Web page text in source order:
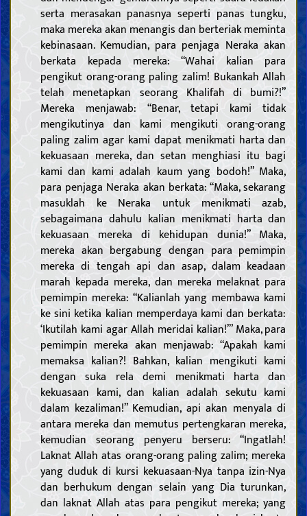
serta merasakan panasnya seperti panas tungku,
maka mereka akan menangis dan berteriak meminta
kebinasaan. Kemudian, para penjaga Neraka akan
berkata kepada mereka: “Wahai kalian para
pengikut orang-orang paling zalim! Bukankah Allah
telah menetapkan seorang Khalifah di bumi?!”
Mereka menjawab: “Benar, tetapi kami tidak
mengikutinya dan kami mengikuti orang-orang
paling zalim agar kami dapat menikmati harta dan
kekuasaan mereka, dan setan menghiasi itu bagi
kami dan kami adalah kaum yang bodoh!” Maka,
para penjaga Neraka akan berkata: “Maka, sekarang
masuklah ke Neraka untuk menikmati azab,
sebagaimana dahulu kalian menikmati harta dan
kekuasaan mereka di kehidupan dunia!” Maka,
mereka akan bergabung dengan para pemimpin
mereka di tengah api dan asap, dalam keadaan
marah kepada mereka, dan mereka melaknat para
pemimpin mereka: “Kalianlah yang membawa kami
ke sini ketika kalian memperdaya kami dan berkata:
‘Ikutilah kami agar Allah meridai kalian!’” Maka, para
pemimpin mereka akan menjawab: “Apakah kami
memaksa kalian?! Bahkan, kalian mengikuti kami
dengan suka rela demi menikmati harta dan
kekuasaan kami, dan kalian adalah sekutu kami
dalam kezaliman!” Kemudian, api akan menyala di
antara mereka dan memutus pertengkaran mereka,
kemudian seorang penyeru berseru: “Ingatlah!
Laknat Allah atas orang-orang paling zalim; mereka
yang duduk di kursi kekuasaan-Nya tanpa izin-Nya
dan berhukum dengan selain yang Dia turunkan,
dan laknat Allah atas para pengikut mereka; yang